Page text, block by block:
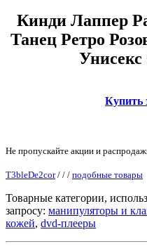
Кинди Лаппер
Танец Ретро
Купить
Не пропускайте акции и
T3bleDe2cor/ / / подобные товары
Товарные категории,
запросу: манипуляторы и
кожей, dvd-плееры